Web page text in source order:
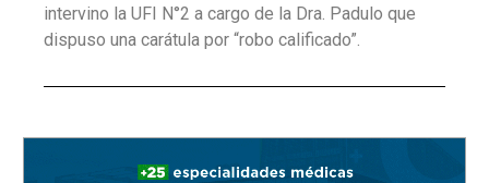
intervino la UFI N°2 a cargo de la Dra. Padulo que
dispuso una carátula por “robo calificado”.